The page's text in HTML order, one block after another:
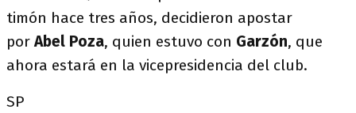
timón hace tres años, decidieron apostar
porAbel Poza, quien estuvo con Garzón, que
ahora estará en la vicepresidencia del club.
SP